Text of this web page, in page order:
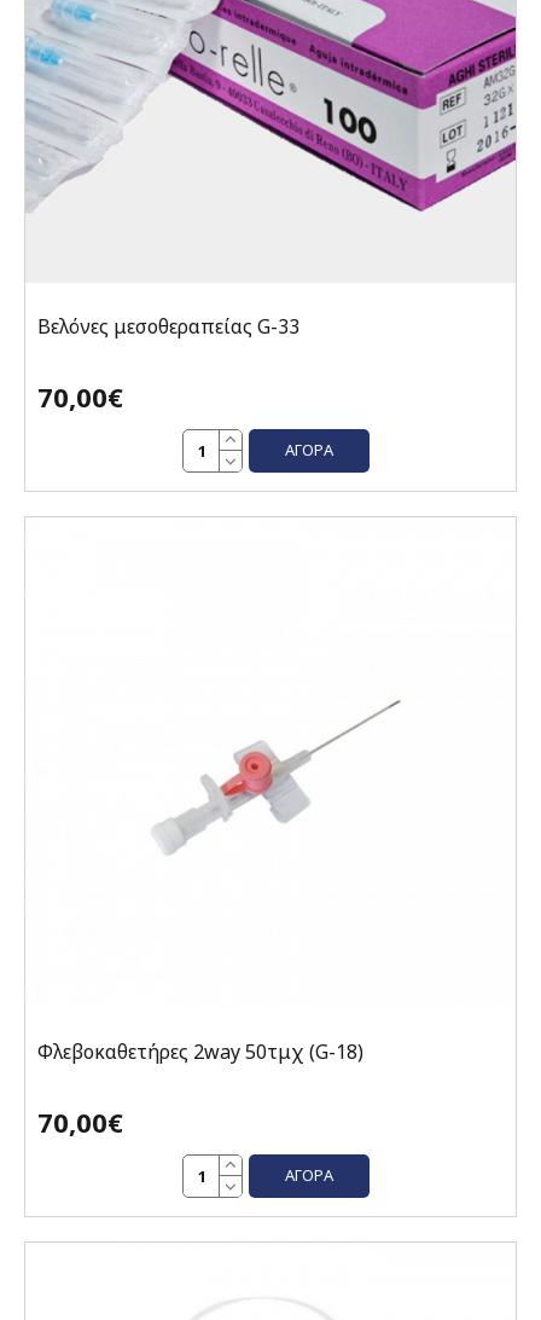
Βελόνες μεσοθεραπείας G-33
70,00€
ΑΓΟΡΆ
Φλεβοκαθετήρες 2way 50τμχ (G-18)
70,00€
ΑΓΟΡΆ